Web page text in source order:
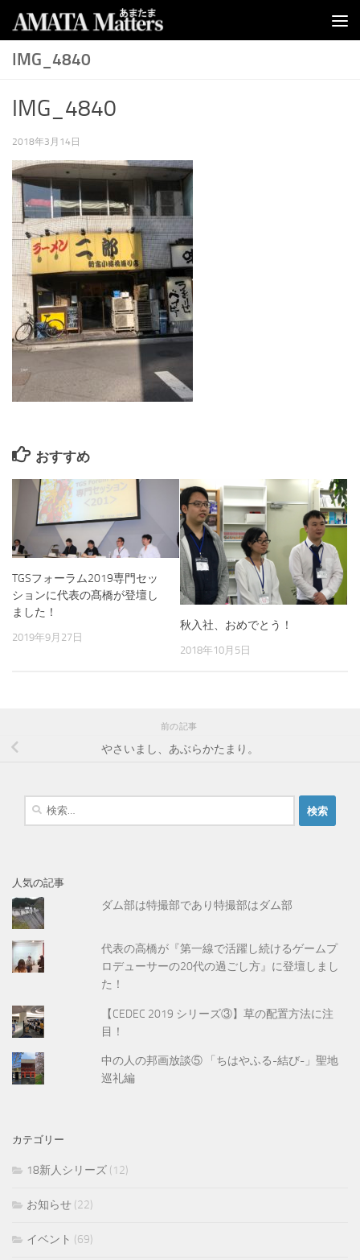
コンテンツへスキップ
IMG_4840
IMG_4840
2018年3月14日
おすすめ
TGSフォーラム2019専門セッ
ションに代表の髙橋が登壇し
ました！
2019年9月27日
秋入社、おめでとう！
2018年10月5日
前の記事
やさいまし、あぶらかたまり。
検
人気の記事
ダム部は特撮部であり特撮部はダム部
代表の高橋が『第一線で活躍し続けるゲームプ
ロデューサーの20代の過ごし方』に登壇しまし
た！
【CEDEC 2019 シリーズ③】草の配置方法に注
目！
中の人の邦画放談⑤ 「ちはやふる-結び-」聖地
巡礼編
カテゴリー
18新人シリーズ (12)
お知らせ (22)
イベント (69)